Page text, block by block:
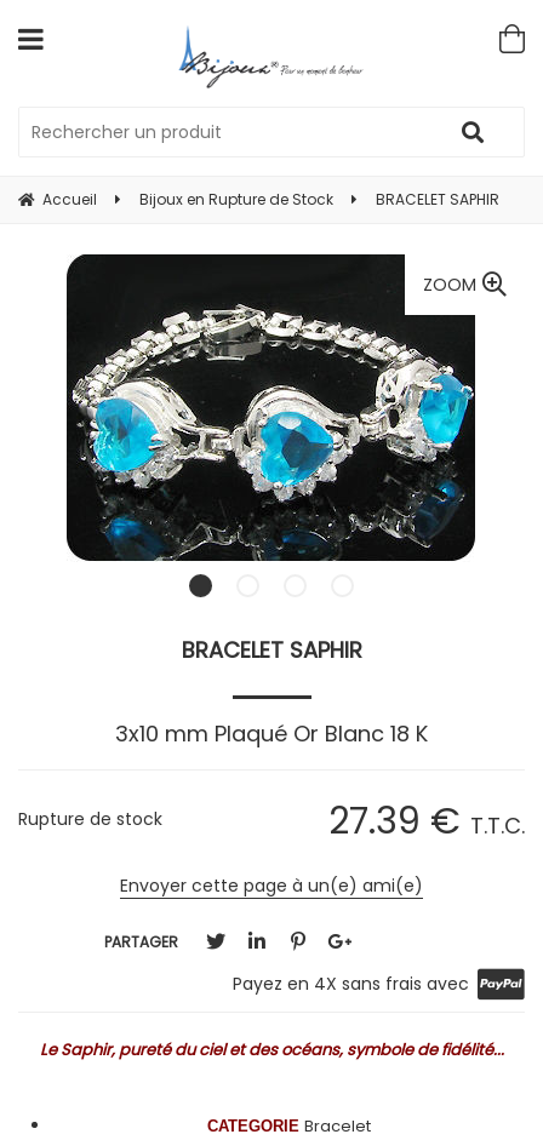
Accueil Bijoux en Rupture de Stock BRACELET SAPHIR
ZOOM
BRACELET SAPHIR
3x10 mm Plaqué Or Blanc 18 K
27.39 € T.T.C.
Rupture de stock
Envoyer cette page à un(e) ami(e)
PARTAGER
Payez en 4X sans frais avec
Le Saphir, pureté du ciel et des océans, symbole de fidélité...
CATEGORIE Bracelet